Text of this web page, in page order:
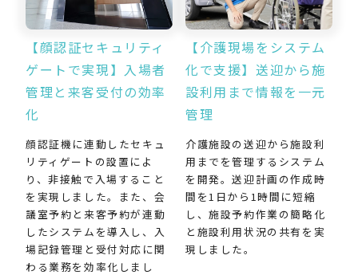
【顔認証セキュリティ
ゲートで実現】入場者
管理と来客受付の効率
化
顔認証機に連動したセキュ
リティゲートの設置によ
り、非接触で入場すること
を実現しました。また、会
議室予約と来客予約が連動
したシステムを導入し、入
場記録管理と受付対応に関
わる業務を効率化しまし
【介護現場をシステム
化で支援】送迎から施
設利用まで情報を一元
管理
介護施設の送迎から施設利
用までを管理するシステム
を開発。送迎計画の作成時
間を1日から1時間に短縮
し、施設予約作業の簡略化
と施設利用状況の共有を実
現しました。